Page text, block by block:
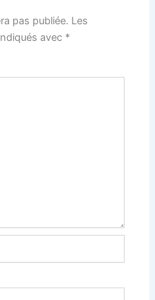
pas publiée. Les
avec *